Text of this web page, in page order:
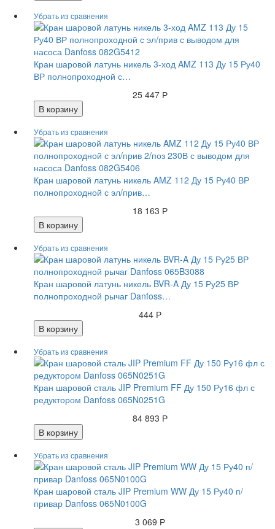
Кран шаровой латунь никель 3-ход AMZ 113 Ду 15 Ру40
ВР полнопроходной с…
25 447 Р
В корзину
Кран шаровой латунь никель AMZ 112 Ду 15 Ру40 ВР
полнопроходной с эл/прив…
18 163 Р
В корзину
Кран шаровой латунь никель BVR-A Ду 15 Ру25 ВР
полнопроходной рычаг Danfoss…
444 Р
В корзину
Кран шаровой сталь JIP Premium FF Ду 150 Ру16 фл с
редуктором Danfoss 065N0251G
84 893 Р
В корзину
Кран шаровой сталь JIP Premium WW Ду 15 Ру40 п/
привар Danfoss 065N0100G
3 069 Р